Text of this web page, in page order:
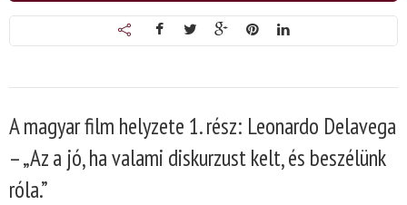
A magyar film helyzete 1. rész: Leonardo Delavega
– „Az a jó, ha valami diskurzust kelt, és beszélünk
róla.”